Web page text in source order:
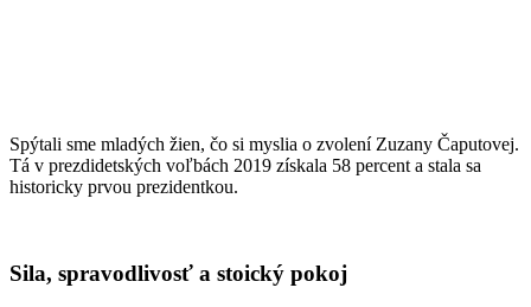
Spýtali sme mladých žien, čo si myslia o zvolení Zuzany Čaputovej.
Tá v prezdidetských voľbách 2019 získala 58 percent a stala sa
historicky prvou prezidentkou.
Sila, spravodlivosť a stoický pokoj